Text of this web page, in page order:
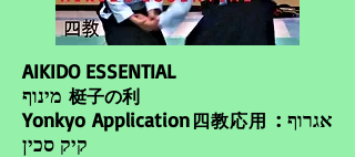
AIKIDO ESSENTIAL
מינוף 梃子の利
Yonkyo Application 四教応用 : אגרוף
קיק סכין